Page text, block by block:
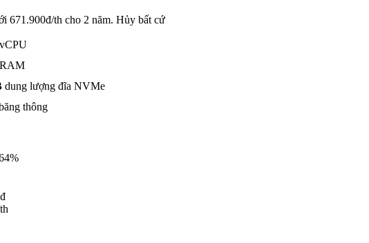
671.900đ/th cho 2 năm. Hủy bất cứ
RAM
dung lượng đĩa NVMe
thông
đ